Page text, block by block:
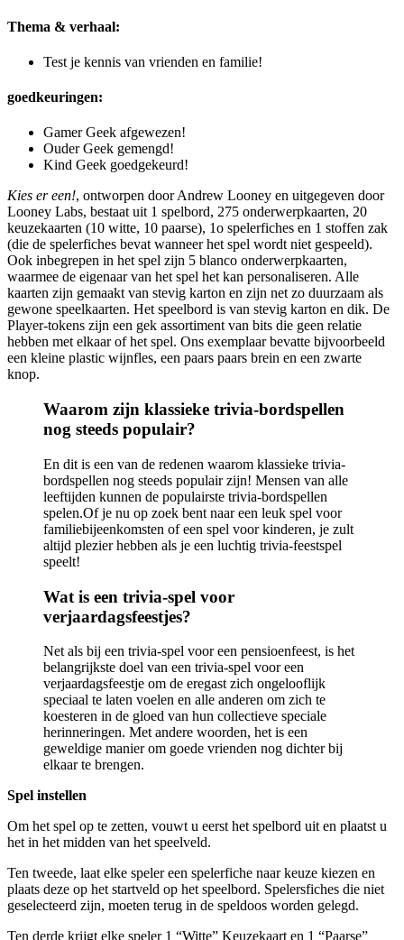
Thema & verhaal:
Test je kennis van vrienden en familie!
goedkeuringen:
Gamer Geek afgewezen!
Ouder Geek gemengd!
Kind Geek goedgekeurd!
Kies er een!, ontworpen door Andrew Looney en uitgegeven door
Looney Labs, bestaat uit 1 spelbord, 275 onderwerpkaarten, 20
keuzekaarten (10 witte, 10 paarse), 1o spelerfiches en 1 stoffen zak
(die de spelerfiches bevat wanneer het spel wordt niet gespeeld).
Ook inbegrepen in het spel zijn 5 blanco onderwerpkaarten,
waarmee de eigenaar van het spel het kan personaliseren. Alle
kaarten zijn gemaakt van stevig karton en zijn net zo duurzaam als
gewone speelkaarten. Het speelbord is van stevig karton en dik. De
Player-tokens zijn een gek assortiment van bits die geen relatie
hebben met elkaar of het spel. Ons exemplaar bevatte bijvoorbeeld
een kleine plastic wijnfles, een paars paars brein en een zwarte
knop.
Waarom zijn klassieke trivia-bordspellen
nog steeds populair?
En dit is een van de redenen waarom klassieke trivia-
bordspellen nog steeds populair zijn! Mensen van alle
leeftijden kunnen de populairste trivia-bordspellen
spelen.Of je nu op zoek bent naar een leuk spel voor
familiebijeenkomsten of een spel voor kinderen, je zult
altijd plezier hebben als je een luchtig trivia-feestspel
speelt!
Wat is een trivia-spel voor
verjaardagsfeestjes?
Net als bij een trivia-spel voor een pensioenfeest, is het
belangrijkste doel van een trivia-spel voor een
verjaardagsfeestje om de eregast zich ongelooflijk
speciaal te laten voelen en alle anderen om zich te
koesteren in de gloed van hun collectieve speciale
herinneringen. Met andere woorden, het is een
geweldige manier om goede vrienden nog dichter bij
elkaar te brengen.
Spel instellen
Om het spel op te zetten, vouwt u eerst het spelbord uit en plaatst u
het in het midden van het speelveld.
Ten tweede, laat elke speler een spelerfiche naar keuze kiezen en
plaats deze op het startveld op het speelbord. Spelersfiches die niet
geselecteerd zijn, moeten terug in de speldoos worden gelegd.
Ten derde krijgt elke speler 1 “Witte” Keuzekaart en 1 “Paarse”